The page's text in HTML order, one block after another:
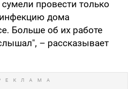
провести только
дома
Больше об их работе
– рассказывает